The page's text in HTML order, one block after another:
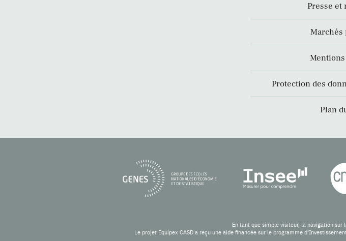
Presse et
Protection des
Plan
En tant que simple visiteur, la navigation sur
Le projet Equipex CASD a reçu une aide financée sur le programme